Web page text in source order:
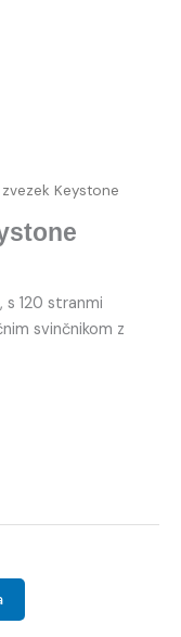
Keystone
s 120 stranmi
svinčnikom z